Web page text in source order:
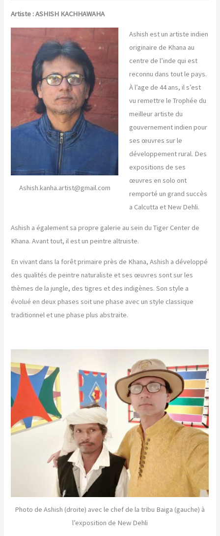
KACHHAWAHA
Artiste : ASHISH KACHHAWAHA
Ashish.kanha.artist@gmail.com
Ashish est un artiste indien
originaire de Khana au
centre de l’inde qui est
reconnu dans tout le pays.
À l’age de 44 ans, il s’est
vu remettre le Trophée du
meilleur artiste du
gouvernement indien pour
ses œuvres sur le
développement rural. Des
expositions de ses
œuvres en solo ont
remporté un grand succès
a Calcutta et New Dehli.
Ashish a également sa propre galerie au sein du Tiger Center de
Khana. Avant tout, il est un peintre altruiste.
En vivant dans la forêt primaire près de Khana, Ashish a développé
des qualités de peintre naturaliste et ses œuvres sont sur les
thèmes de la jungle, des tigres et des indigènes. Son style a
évolué en deux phases soit une phase avec un style classique
traditionnel et une phase plus abstraite.
Photo de Ashish (droite) avec le chef de la tribu Baiga (gauche) à
l’exposition de New Dehli